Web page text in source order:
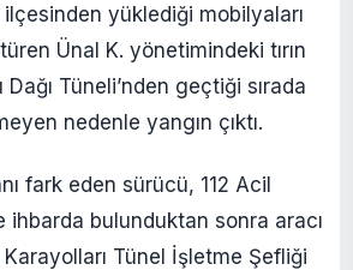
ilçesinden yüklediği mobilyaları
Ünal K. yönetimindeki tırın
Tüneli’nden geçtiği sırada
nedenle yangın çıktı.
fark eden sürücü, 112 Acil
ihbarda bulunduktan sonra aracı
Karayolları Tünel İşletme Şefliği